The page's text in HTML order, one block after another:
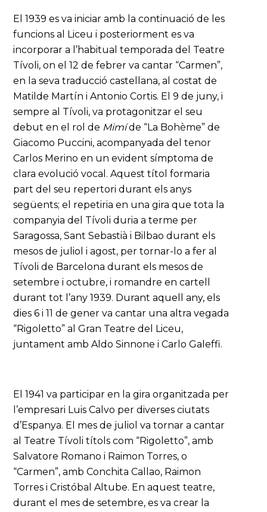
El 1939 es va iniciar amb la continuació de les
funcions al Liceu i posteriorment es va
incorporar a l’habitual temporada del Teatre
Tívoli, on el 12 de febrer va cantar “Carmen”,
en la seva traducció castellana, al costat de
Matilde Martín i Antonio Cortis. El 9 de juny, i
sempre al Tívoli, va protagonitzar el seu
debut en el rol de Mimíde “La Bohème” de
Giacomo Puccini, acompanyada del tenor
Carlos Merino en un evident símptoma de
clara evolució vocal. Aquest títol formaria
part del seu repertori durant els anys
següents; el repetiria en una gira que tota la
companyia del Tívoli duria a terme per
Saragossa, Sant Sebastià i Bilbao durant els
mesos de juliol i agost, per tornar-lo a fer al
Tívoli de Barcelona durant els mesos de
setembre i octubre, i romandre en cartell
durant tot l’any 1939. Durant aquell any, els
dies 6 i 11 de gener va cantar una altra vegada
“Rigoletto” al Gran Teatre del Liceu,
juntament amb Aldo Sinnone i Carlo Galeffi.
El 1941 va participar en la gira organitzada per
l’empresari Luis Calvo per diverses ciutats
d’Espanya. El mes de juliol va tornar a cantar
al Teatre Tívoli títols com “Rigoletto”, amb
Salvatore Romano i Raimon Torres, o
“Carmen”, amb Conchita Callao, Raimon
Torres i Cristóbal Altube. En aquest teatre,
durant el mes de setembre, es va crear la